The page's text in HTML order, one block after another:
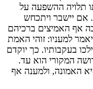
תלויה ההשפעה על
אם יישבר ויתכחש
אף האמיצים ברכיהם
למעניו: זוהי האמת
בעקבותיו. כך יוקדם
המקורי הוא עד.
האמונה, ולמענה אף